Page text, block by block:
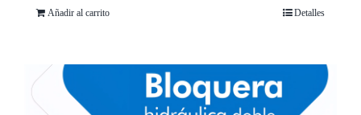
Añadir al carrito Detalles